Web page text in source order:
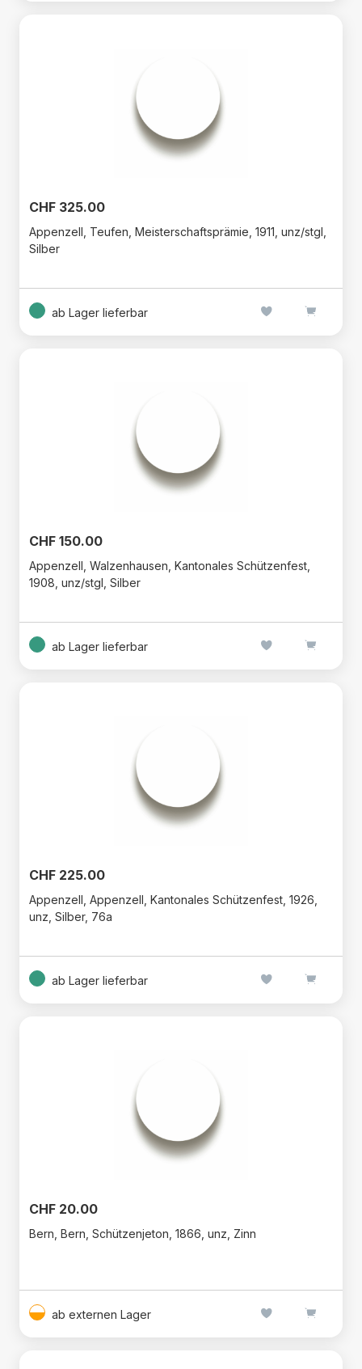
CHF 325.00
Appenzell, Teufen, Meisterschaftsprämie, 1911, unz/stgl,
Silber
ab Lager lieferbar
CHF 150.00
Appenzell, Walzenhausen, Kantonales Schützenfest,
1908, unz/stgl, Silber
ab Lager lieferbar
CHF 225.00
Appenzell, Appenzell, Kantonales Schützenfest, 1926,
unz, Silber, 76a
ab Lager lieferbar
CHF 20.00
Bern, Bern, Schützenjeton, 1866, unz, Zinn
ab externen Lager